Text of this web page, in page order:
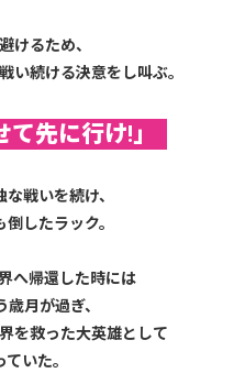
けるため、
い続ける決意をし叫ぶ。
て先に行け!」
な戦いを続け、
したラック。
界へ帰還した時には
歳月が過ぎ、
を救った大英雄として
いた。